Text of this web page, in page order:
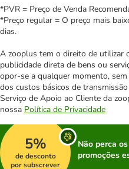
*PVR = Preço de Venda
*Preço regular = O preço mais
dias.
A zooplus tem o direito de utilizar
publicidade direta de bens ou
opor-se a qualquer momento,
dos custos básicos de
Serviço de Apoio ao Cliente da
nossa Política de Privacidade
5%
de desconto
por subscrever
Não perca
promoções